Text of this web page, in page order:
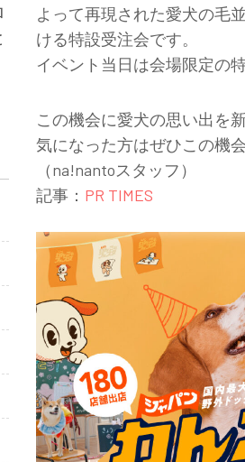
よって再現された愛犬の毛
ける特設受注会です。
イベント当日は会場限定の
この機会に愛犬の思い出を
気になった方はぜひこの機
（na!nantoスタッフ）
記事： PR TIMES